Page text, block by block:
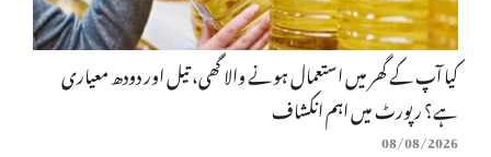
کیا آپ کے گھر میں استعمال ہونے والا گھی، تیل اور دودھ معیاری
ہے؟ رپورٹ میں اہم انکشاف
08/08/2026